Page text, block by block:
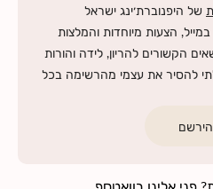
של היפנוברת׳ינג ישראל
הצעות מיוחדות והמלצות
הקשורים להריון, לידה והורות
להסיר את עצמי מהרשימה בכל